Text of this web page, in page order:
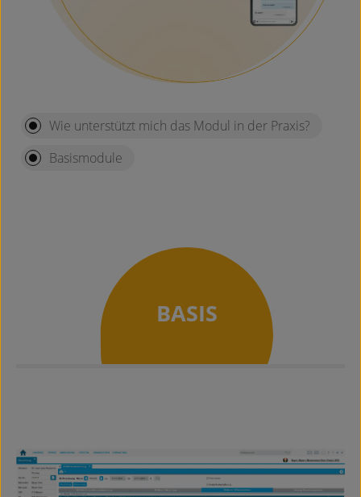
Wie unterstützt mich das Modul in der Praxis?
Basismodule